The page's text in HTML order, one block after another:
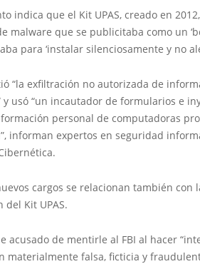
indica que el Kit UPAS, creado en
malware que se publicitaba como un
para ‘instalar silenciosamente y no
“la exfiltración no autorizada de
y usó “un incautador de formularios e
personal de computadoras
informan expertos en seguridad
cargos se relacionan también con
Kit UPAS.
acusado de mentirle al FBI al hacer
materialmente falsa, ficticia y